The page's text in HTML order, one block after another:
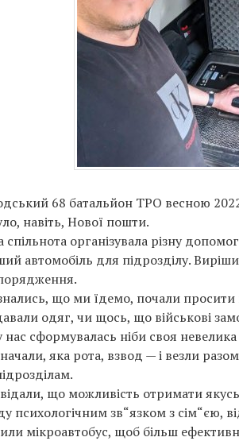
68 батальйон ТРО весною
навіть, Нової пошти.
спільнота організувала різну
автомобіль для підрозділу.
що ми їдемо, почали просити
одяг, чи щось, що військові
нас сформувалась ніби своя
яка рота, взвод — і везли
що можливість отримати
психологічним зв“язком з сім“єю,
мікроавтобус, щоб більш